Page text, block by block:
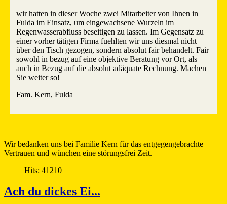
wir hatten in dieser Woche zwei Mitarbeiter von Ihnen in
Fulda im Einsatz, um eingewachsene Wurzeln im
Regenwasserabfluss beseitigen zu lassen. Im Gegensatz zu
einer vorher tätigen Firma fuehlten wir uns diesmal nicht
über den Tisch gezogen, sondern absolut fair behandelt. Fair
sowohl in bezug auf eine objektive Beratung vor Ort, als
auch in Bezug auf die absolut adäquate Rechnung. Machen
Sie weiter so!
Fam. Kern, Fulda
Wir bedanken uns bei Familie Kern für das entgegengebrachte
Vertrauen und wünchen eine störungsfrei Zeit.
Hits: 41210
Ach du dickes Ei...